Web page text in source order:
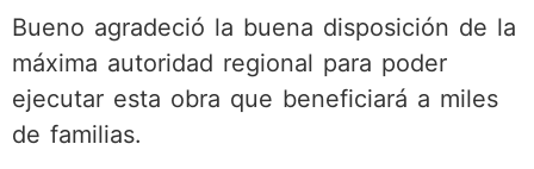
Bueno agradeció la buena disposición de la
máxima autoridad regional para poder
ejecutar esta obra que beneficiará a miles
de familias.